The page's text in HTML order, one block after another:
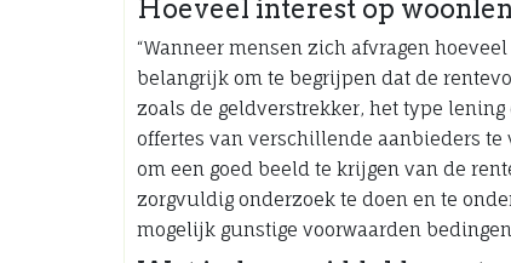
Hoeveel interest op
“Wanneer mensen zich afvragen
belangrijk om te begrijpen dat de
zoals de geldverstrekker, het type
offertes van verschillende aanbieders
om een goed beeld te krijgen van de
zorgvuldig onderzoek te doen en te
mogelijk gunstige voorwaarden